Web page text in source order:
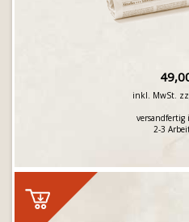
inkl. MwSt.
2-3